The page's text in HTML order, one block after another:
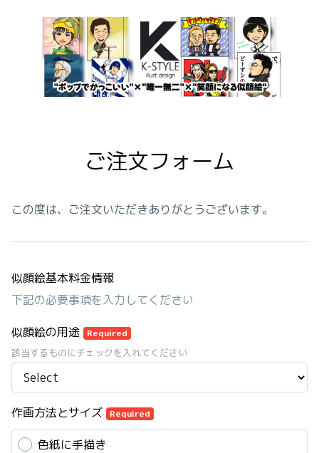
ご注文フォーム
この度は、ご注文いただきありがとうございます。
似顔絵基本料金情報
下記の必要事項を入力してください
似顔絵の用途 Required
該当するものにチェックを入れてください
作画方法とサイズ Required
色紙に手描き